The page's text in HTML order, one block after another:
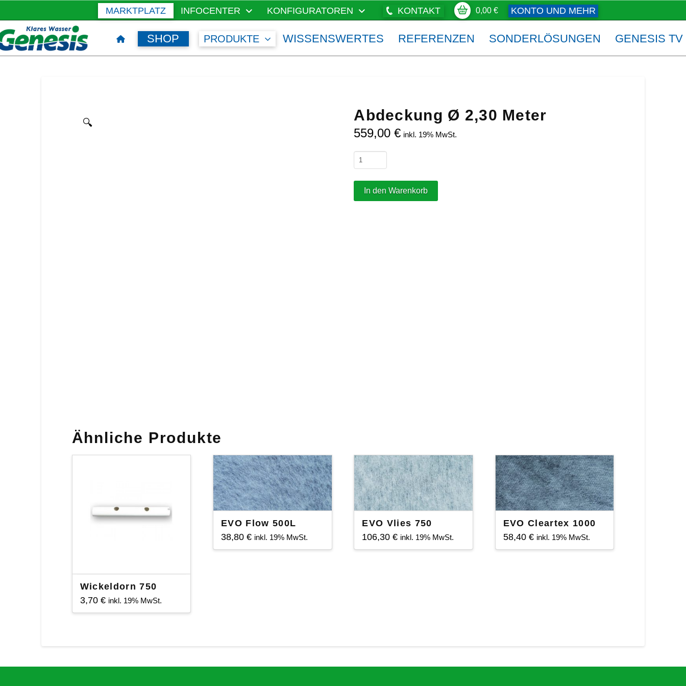
MARKTPLATZ INFOCENTER KONFIGURATOREN KONTAKT 0,00€ KONTO UND MEHR
SHOP PRODUKTE WISSENSWERTES REFERENZEN SONDERLÖSUNGEN GENESIS TV
🔍 Abdeckung Ø 2,30 Meter
559,00€ inkl. 19% MwSt.
Abdeckung
2,30
Meter
In den Warenkorb
Ähnliche Produkte
Wickeldorn 750
3,70 € inkl. 19% MwSt.
EVO Flow 500L
38,80 € inkl. 19% MwSt.
EVO Vlies 750
106,30€ inkl. 19% MwSt.
EVO Cleartex 1000
58,40 € inkl. 19% MwSt.